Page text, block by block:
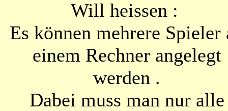
Will heissen :
Es können mehrere Spieler
einem Rechner angelegt
werden .
Dabei muss man nur alle